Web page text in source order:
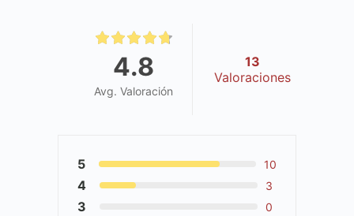
4.8
Avg. Valoración
13
Valoraciones
5 10
4 3
3 0